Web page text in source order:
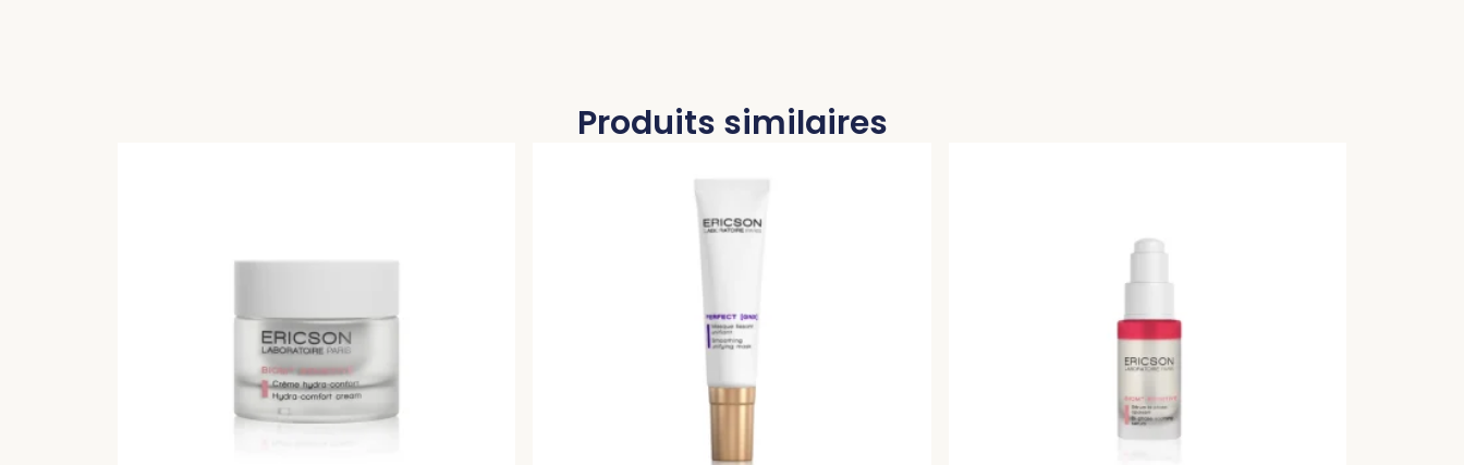
Produits similaires